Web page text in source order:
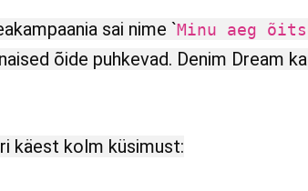
sai nime `Minu aeg
õide puhkevad. Denim Dream
käest kolm küsimust: